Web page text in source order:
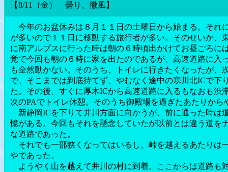
【8/11（金） 曇り、微風】
今年のお盆休みは８月１１日の土曜日から始まる。それ
が多いので１１日に移動する旅行者が多い。そのせいか、
に南アルプスに行った時は朝の６時頃出かけてお昼ごろに
覚で今回も朝の６時に家を出たのであるが、高速道路に入
も全然動かない。そのうち、トイレに行きたくなったが、
で、そこまでは到底待てず、やむなく途中の寒川北ICで下
た。その後、すぐに厚木ICから高速道路に入るもなおも渋
次のPAでトイレ休憩。そのうち御殿場を過ぎたあたりか
新静岡ICを下りて井川方面に向かうが、前に通った時は
憶がある。今回もそれを懸念していたが以前とは違う道を
な道路であった。
それでも一部狭くなってはいるし、峠を越えるあたりは
やであった。
ようやく山を越えて井川の村に到着。ここからは道路も